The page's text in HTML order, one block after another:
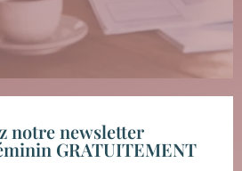
notre newsletter
GRATUITEMENT